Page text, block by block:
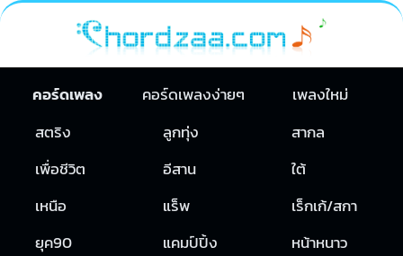
คอร์ดเพลง คอร์ดเพลงง่ายๆ
เพลงใหม่
สตริง
ลูกทุ่ง
สากล
เพื่อชีวิต
อีสาน
ใต้
เหนือ
แร็พ
เร็กเก้/สกา
ยุค90
แคมป์ปิ้ง หน้าหนาว